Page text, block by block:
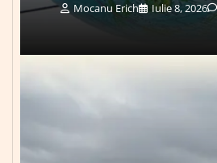
Mocanu Erich Iulie 8, 2026